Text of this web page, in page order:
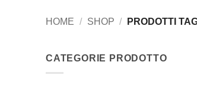
HOME / SHOP / PRODOTTI
CATEGORIE PRODOTTO